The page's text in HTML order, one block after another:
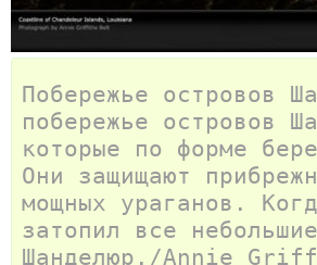
Побережье островов
побережье островов
которые по форме
Они защищают
мощных ураганов.
затопил все
Шанделюр./Annie